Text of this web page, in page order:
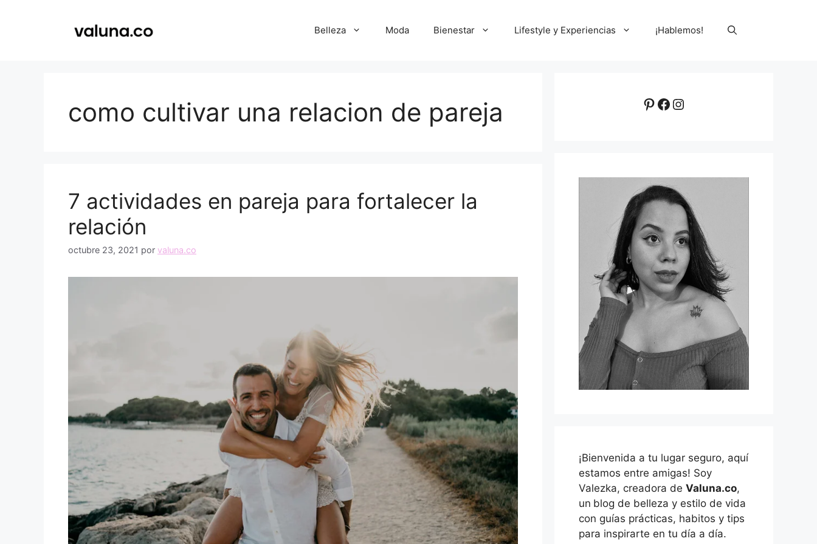
Belleza Moda Bienestar Lifestyle y Experiencias ¡Hablemos!
como cultivar una relacion de pareja
7 actividades en pareja para fortalecer la
relación
octubre 23, 2021 por valuna.co
Pinterest
Facebook
Instagram
¡Bienvenida a tu lugar seguro, aquí
estamos entre amigas! Soy
Valezka, creadora de Valuna.co,
un blog de belleza y estilo de vida
con guías prácticas, habitos y tips
para inspirarte en tu día a día.